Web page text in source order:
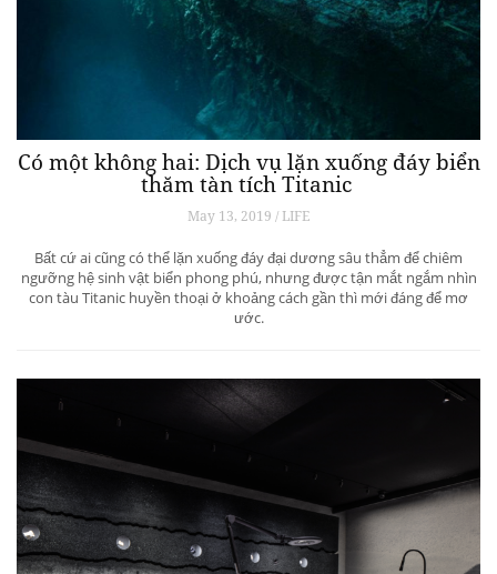
Có một không hai: Dịch vụ lặn xuống đáy biển
thăm tàn tích Titanic
May 13, 2019 / LIFE
Bất cứ ai cũng có thể lặn xuống đáy đại dương sâu thẳm để chiêm
ngưỡng hệ sinh vật biển phong phú, nhưng được tận mắt ngắm nhìn
con tàu Titanic huyền thoại ở khoảng cách gần thì mới đáng để mơ
ước.